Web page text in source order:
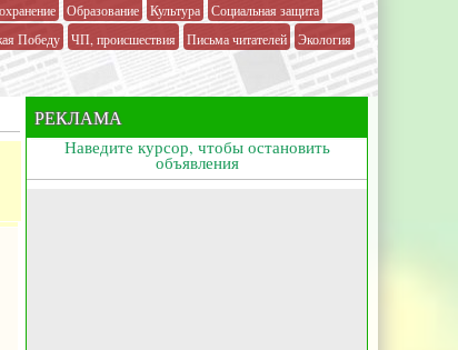
Образование Культура
Социальная защита
Победу ЧП, происшествия Письма читателей
Экология
РЕКЛАМА
Наведите курсор, чтобы остановить
объявления